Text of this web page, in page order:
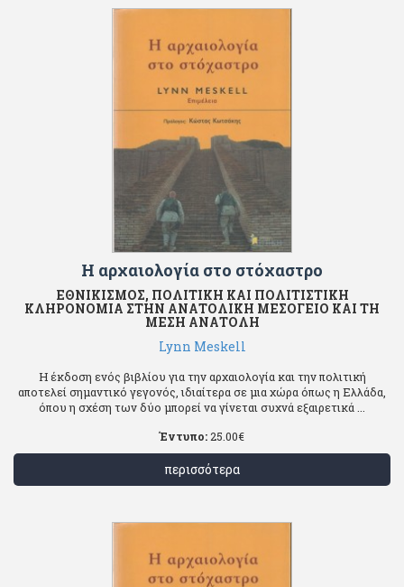
Η αρχαιολογία στο στόχαστρο
ΕΘΝΙΚΙΣΜΟΣ, ΠΟΛΙΤΙΚΗ ΚΑΙ ΠΟΛΙΤΙΣΤΙΚΗ
ΚΛΗΡΟΝΟΜΙΑ ΣΤΗΝ ΑΝΑΤΟΛΙΚΗ ΜΕΣΟΓΕΙΟ ΚΑΙ ΤΗ
ΜΕΣΗ ΑΝΑΤΟΛΗ
Lynn Meskell
Η έκδοση ενός βιβλίου για την αρχαιολογία και την πολιτική
αποτελεί σημαντικό γεγονός, ιδιαίτερα σε μια χώρα όπως η Ελλάδα,
όπου η σχέση των δύο μπορεί να γίνεται συχνά εξαιρετικά ...
Έντυπο: 25.00€
περισσότερα